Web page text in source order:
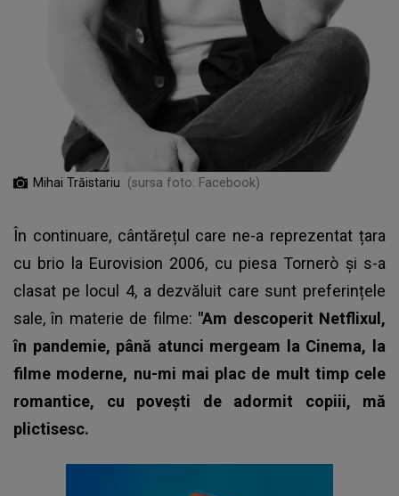
Mihai Trăistariu (sursa foto: Facebook)
În continuare, cântărețul care ne-a reprezentat țara
cu brio la Eurovision 2006, cu piesa Tornerò și s-a
clasat pe locul 4, a dezvăluit care sunt preferințele
sale, în materie de filme: "Am descoperit Netflixul,
în pandemie, până atunci mergeam la Cinema, la
filme moderne, nu-mi mai plac de mult timp cele
romantice, cu povești de adormit copiii, mă
plictisesc.